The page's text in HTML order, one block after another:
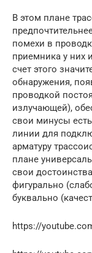
В этом плане
помехи в
приемника у них
счет этого
обнаружения,
проводкой
излучающей),
свои минусы
линии для
арматуру
плане
свои
фигурально
буквально
https://